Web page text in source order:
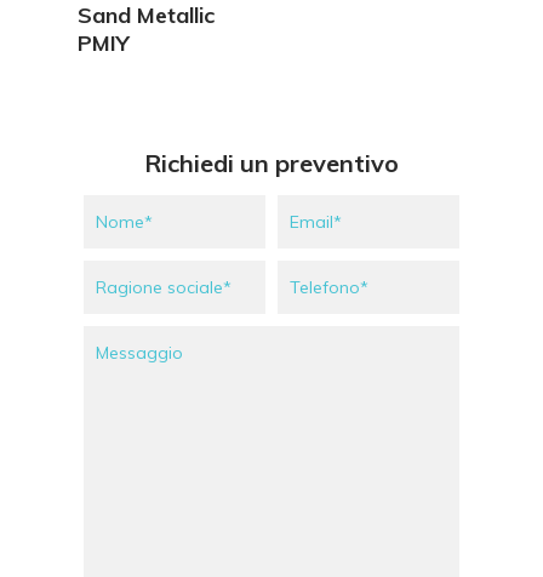
Sand Metallic
PMIY
Richiedi un preventivo